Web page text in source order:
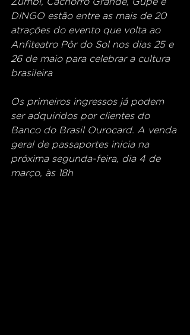
DINGO estão entre as mais de 20
atrações do evento que volta ao
Anfiteatro Pôr do Sol nos dias 25 e
26 de maio para celebrar a cultura
brasileira
Os primeiros ingressos já podem
ser adquiridos por clientes do
Banco do Brasil Ourocard. A venda
geral de passaportes inicia na
próxima segunda-feira, dia 4 de
março, às 18h